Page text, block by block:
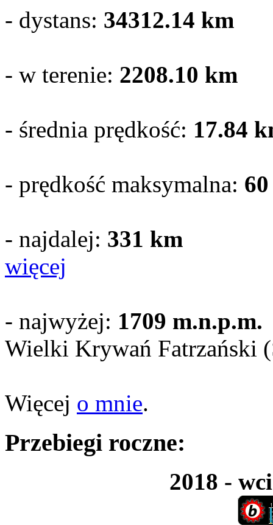
- dystans: 34312.14 km
- w terenie: 2208.10 km
- średnia prędkość: 17.84
- prędkość maksymalna:
- najdalej: 331 km
więcej
- najwyżej: 1709 m.n.p.m.
Wielki Krywań Fatrzański
Więcej o mnie.
Przebiegi roczne:
2018 -